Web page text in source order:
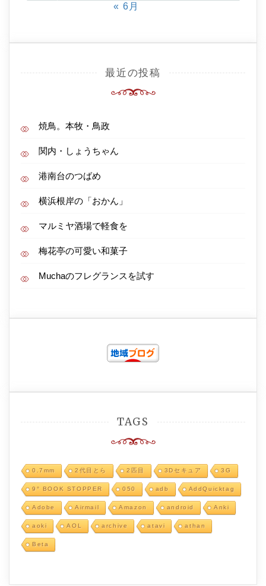
« 6月
最近の投稿
焼鳥。本牧・鳥政
関内・しょうちゃん
港南台のつばめ
横浜根岸の「おかん」
マルミヤ酒場で軽食を
梅花亭の可愛い和菓子
Muchaのフレグランスを試す
TAGS
0.7mm 2代目とら 2匹目 3Dセキュア 3G
9° BOOK STOPPER 050 adb AddQuicktag
Adobe Airmail Amazon android Anki
aoki AOL archive atavi athan
Beta